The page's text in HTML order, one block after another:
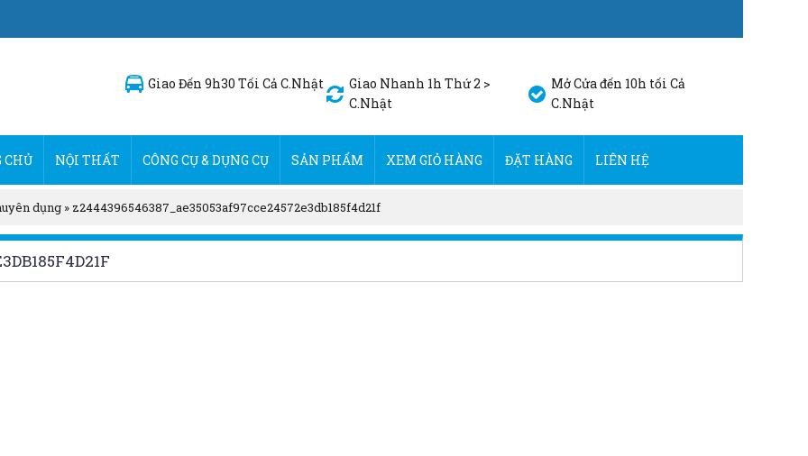
Giao Đến 9h30 Tối Cả C.Nhật
Giao Nhanh 1h Thứ 2 >
C.Nhật
Mở Cửa đến 10h tối Cả
C.Nhật
CHỦ NỘI THẤT CÔNG CỤ & DỤNG CỤ SẢN PHẨM XEM GIỎ HÀNG ĐẶT HÀNG LIÊN HỆ
dụng » z2444396546387_ae35053af97cce24572e3db185f4d21f